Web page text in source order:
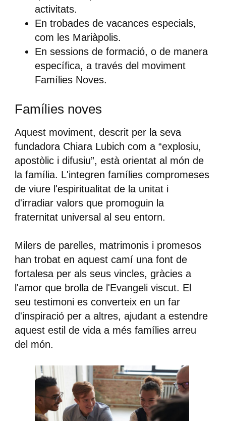
activitats.
En trobades de vacances especials,
com les Mariàpolis.
En sessions de formació, o de manera
específica, a través del moviment
Famílies Noves.
Famílies noves
Aquest moviment, descrit per la seva
fundadora Chiara Lubich com a “explosiu,
apostòlic i difusiu”, està orientat al món de
la família. L'integren famílies compromeses
de viure l'espiritualitat de la unitat i
d'irradiar valors que promoguin la
fraternitat universal al seu entorn.
Milers de parelles, matrimonis i promesos
han trobat en aquest camí una font de
fortalesa per als seus vincles, gràcies a
l'amor que brolla de l'Evangeli viscut. El
seu testimoni es converteix en un far
d'inspiració per a altres, ajudant a estendre
aquest estil de vida a més famílies arreu
del món.